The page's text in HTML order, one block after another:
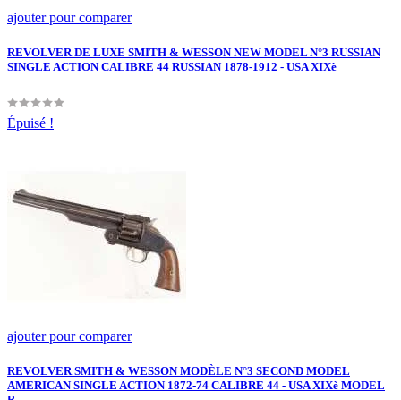
ajouter pour comparer
REVOLVER DE LUXE SMITH & WESSON NEW MODEL N°3 RUSSIAN
SINGLE ACTION CALIBRE 44 RUSSIAN 1878-1912 - USA XIXè
Épuisé !
ajouter pour comparer
REVOLVER SMITH & WESSON MODÈLE N°3 SECOND MODEL
AMERICAN SINGLE ACTION 1872-74 CALIBRE 44 - USA XIXè MODEL